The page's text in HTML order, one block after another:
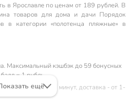
в Ярославле по ценам от 189 рублей. В
товаров для дома и дачи Порядок
в категории «полотенца пляжные» в
Максимальный кэшбэк до 59 бонусных
= 1 рубль.
Самовывоз от 60 минут, доставка - от 1-
ещё